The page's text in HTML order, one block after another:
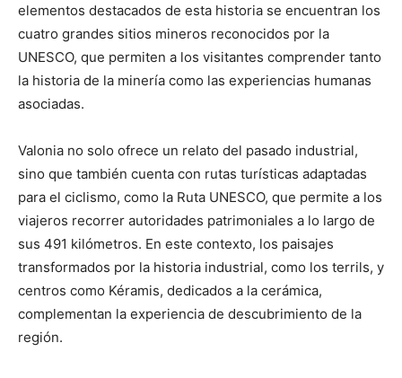
elementos destacados de esta historia se encuentran los
cuatro grandes sitios mineros reconocidos por la
UNESCO, que permiten a los visitantes comprender tanto
la historia de la minería como las experiencias humanas
asociadas.
Valonia no solo ofrece un relato del pasado industrial,
sino que también cuenta con rutas turísticas adaptadas
para el ciclismo, como la Ruta UNESCO, que permite a los
viajeros recorrer autoridades patrimoniales a lo largo de
sus 491 kilómetros. En este contexto, los paisajes
transformados por la historia industrial, como los terrils, y
centros como Kéramis, dedicados a la cerámica,
complementan la experiencia de descubrimiento de la
región.